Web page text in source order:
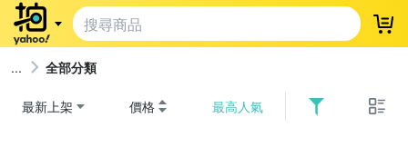
登
全部分類
最新上架 價格 最高人氣